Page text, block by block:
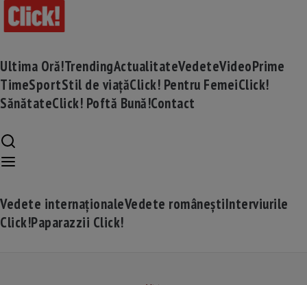
Ultima Oră!TrendingActualitateVedeteVideoPrime
TimeSportStil de viațăClick! Pentru FemeiClick!
SănătateClick! Poftă Bună!Contact
Vedete internaționaleVedete româneștiInterviurile
Click!Paparazzii Click!